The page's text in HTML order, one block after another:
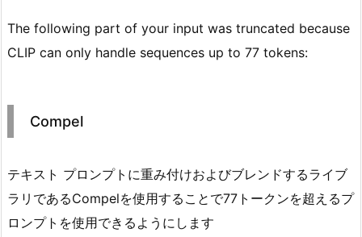
The following part of your input was truncated because
CLIP can only handle sequences up to 77 tokens:
Compel
テキスト プロンプトに重み付けおよびブレンドするライブ
ラリであるCompelを使用することで77トークンを超えるプ
ロンプトを使用できるようにします